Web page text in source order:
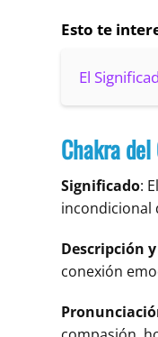
Esto te
El
Chakra
Significado:
incondicional
Descripción
conexión